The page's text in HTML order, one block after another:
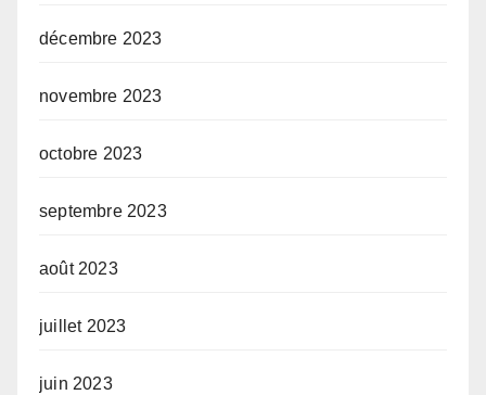
décembre 2023
novembre 2023
octobre 2023
septembre 2023
août 2023
juillet 2023
juin 2023